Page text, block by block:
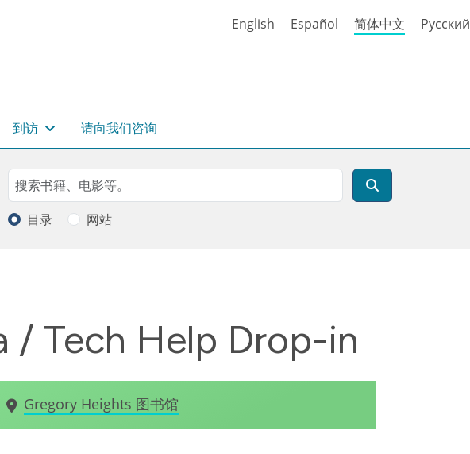
English Español 简体中文 Русский
到访 请向我们咨询
Search
搜索
目录 网站
/ Tech Help Drop-in
Gregory Heights 图书馆